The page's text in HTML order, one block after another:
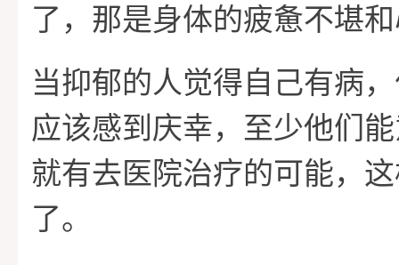
了，那是身体的疲惫不堪
当抑郁的人觉得自己有病
应该感到庆幸，至少他们
就有去医院治疗的可能，
了。